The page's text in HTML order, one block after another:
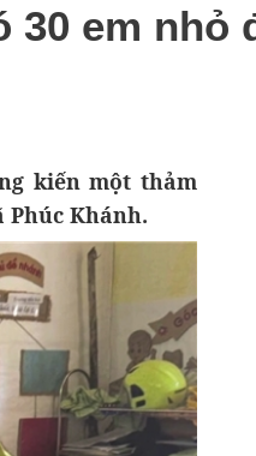
em nhỏ
kiến một thảm
Khánh.